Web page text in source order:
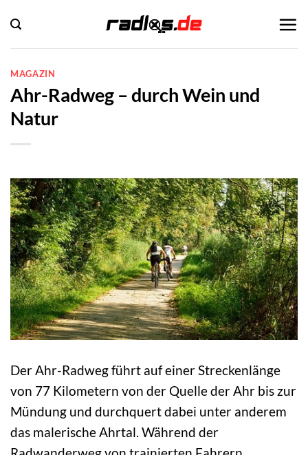
Inhalt
springen
MAGAZIN
Ahr-Radweg – durch Wein und
Natur
Der Ahr-Radweg führt auf einer Streckenlänge
von 77 Kilometern von der Quelle der Ahr bis zur
Mündung und durchquert dabei unter anderem
das malerische Ahrtal. Während der